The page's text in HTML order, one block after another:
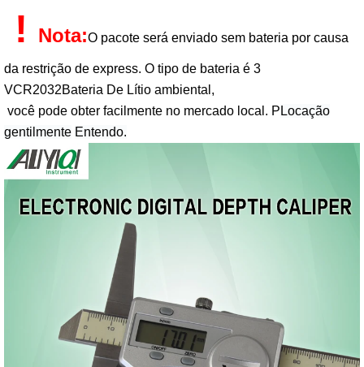
! Nota:O pacote será enviado sem bateria por causa
da restrição de express. O tipo de bateria é 3
VCR2032Bateria De Lítio ambiental,
você pode obter facilmente no mercado local. P Locação
gentilmente Entendo.